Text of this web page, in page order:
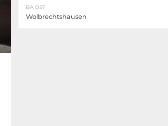
BA OST
Wolbrechtshausen